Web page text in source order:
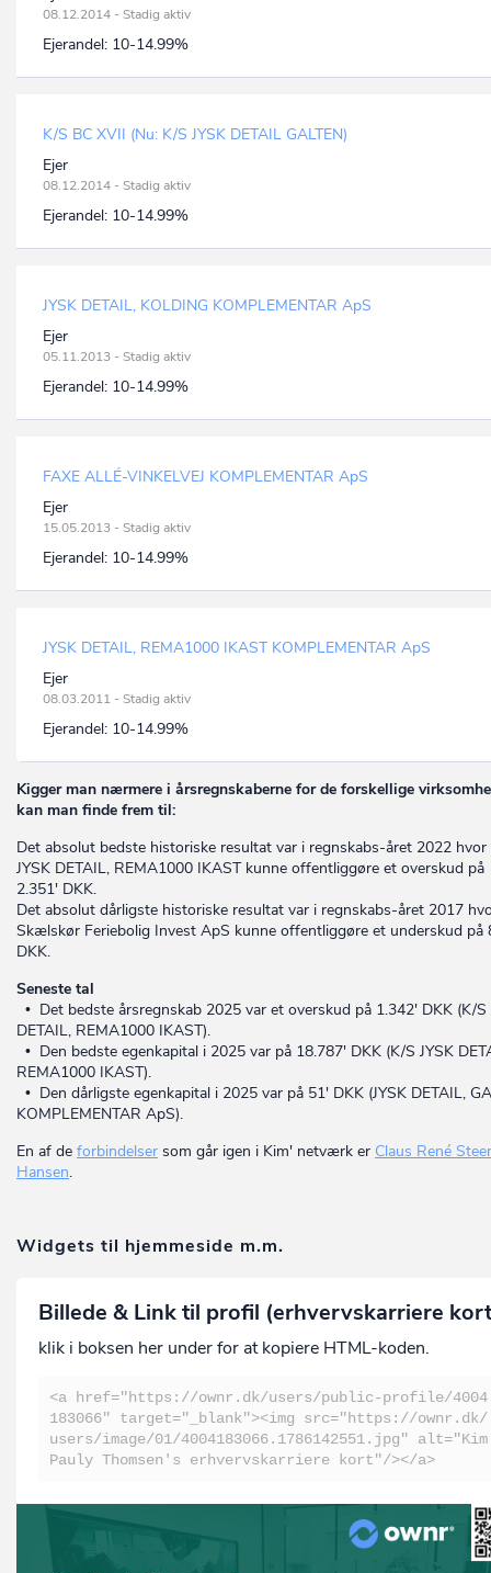
08.12.2014 - Stadig aktiv
Ejerandel: 10-14.99%
K/S BC XVII (Nu: K/S JYSK DETAIL GALTEN)
Ejer
08.12.2014 - Stadig aktiv
Ejerandel: 10-14.99%
JYSK DETAIL, KOLDING KOMPLEMENTAR ApS
Ejer
05.11.2013 - Stadig aktiv
Ejerandel: 10-14.99%
FAXE ALLÉ-VINKELVEJ KOMPLEMENTAR ApS
Ejer
15.05.2013 - Stadig aktiv
Ejerandel: 10-14.99%
JYSK DETAIL, REMA1000 IKAST KOMPLEMENTAR ApS
Ejer
08.03.2011 - Stadig aktiv
Ejerandel: 10-14.99%
Kigger man nærmere i årsregnskaberne for de forskellige
kan man finde frem til:
Det absolut bedste historiske resultat var i regnskabs-året 2022 hvor
JYSK DETAIL, REMA1000 IKAST kunne offentliggøre et overskud på
2.351' DKK.
Det absolut dårligste historiske resultat var i regnskabs-året 2017
Skælskør Feriebolig Invest ApS kunne offentliggøre et underskud på
DKK.
Seneste tal
• Det bedste årsregnskab 2025 var et overskud på 1.342' DKK (K/S
DETAIL, REMA1000 IKAST).
• Den bedste egenkapital i 2025 var på 18.787' DKK (K/S JYSK
REMA1000 IKAST).
• Den dårligste egenkapital i 2025 var på 51' DKK (JYSK DETAIL,
KOMPLEMENTAR ApS).
En af de forbindelser som går igen i Kim' netværk er Claus René
Hansen.
Widgets til hjemmeside m.m.
Billede & Link til profil (erhvervskarriere
klik i boksen her under for at kopiere HTML-koden.
<a href="https://ownr.dk/users/public-profile/4004
183066" target="_blank"><img src="https://ownr.dk/
users/image/01/4004183066.1786142551.jpg" alt="Kim
Pauly Thomsen's erhvervskarriere kort"/></a>